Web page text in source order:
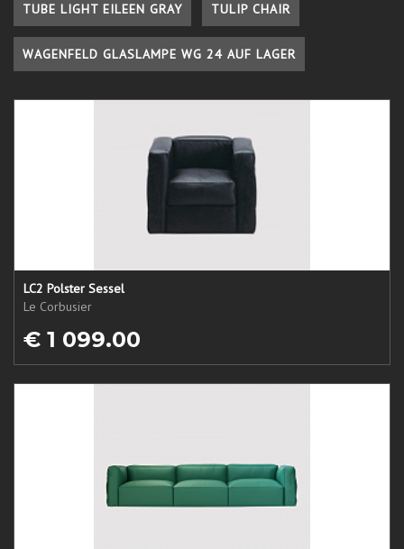
TUBE LIGHT EILEEN GRAY TULIP CHAIR
WAGENFELD GLASLAMPE WG 24 AUF LAGER
LC2 Polster Sessel
Le Corbusier
€ 1 099.00